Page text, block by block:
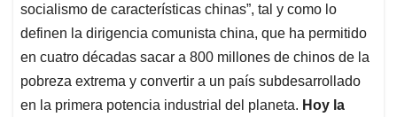
socialismo de características chinas”, tal y como lo
definen la dirigencia comunista china, que ha permitido
en cuatro décadas sacar a 800 millones de chinos de la
pobreza extrema y convertir a un país subdesarrollado
en la primera potencia industrial del planeta. Hoy la